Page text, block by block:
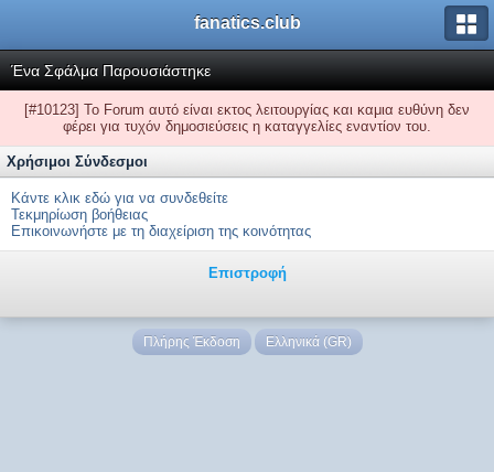
fanatics.club
Ένα Σφάλμα Παρουσιάστηκε
[#10123] Το Forum αυτό είναι εκτος λειτουργίας και καμια ευθύνη δεν
φέρει για τυχόν δημοσιεύσεις η καταγγελίες εναντίον του.
Χρήσιμοι Σύνδεσμοι
Κάντε κλικ εδώ για να συνδεθείτε
Τεκμηρίωση βοήθειας
Επικοινωνήστε με τη διαχείριση της κοινότητας
Επιστροφή
Πλήρης Έκδοση Ελληνικά (GR)